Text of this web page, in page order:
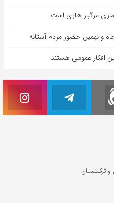
مرگبار هاری است
و نهمین حضور مردم آستانه
افکار عمومی هستند
و ترکمنستان